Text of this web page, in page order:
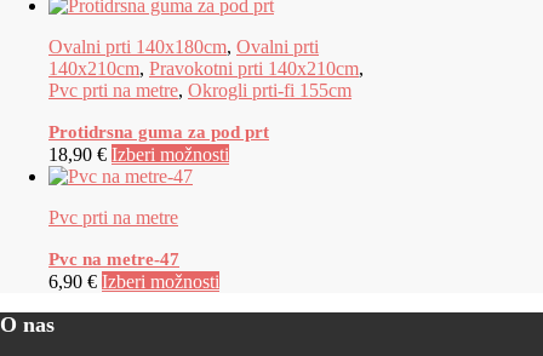
Ovalni prti 140x180cm, Ovalni prti
140x210cm, Pravokotni prti 140x210cm,
Pvc prti na metre, Okrogli prti-fi 155cm
Protidrsna guma za pod prt
18,90 € Izberi možnosti
Pvc prti na metre
Pvc na metre-47
6,90 € Izberi možnosti
O nas